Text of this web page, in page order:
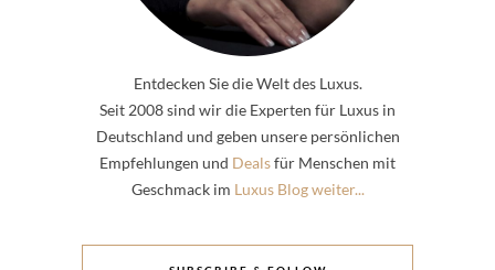
Entdecken Sie die Welt des Luxus.
Seit 2008 sind wir die Experten für Luxus in
Deutschland und geben unsere persönlichen
Empfehlungen und Dealsfür Menschen mit
Geschmack im Luxus Blog weiter...